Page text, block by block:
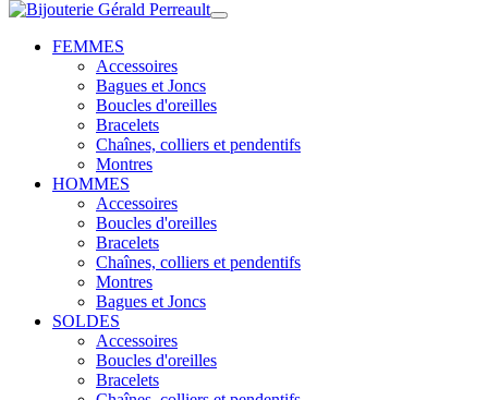
FEMMES
Accessoires
Bagues et Joncs
Boucles d'oreilles
Bracelets
Chaînes, colliers et pendentifs
Montres
HOMMES
Accessoires
Boucles d'oreilles
Bracelets
Chaînes, colliers et pendentifs
Montres
Bagues et Joncs
SOLDES
Accessoires
Boucles d'oreilles
Bracelets